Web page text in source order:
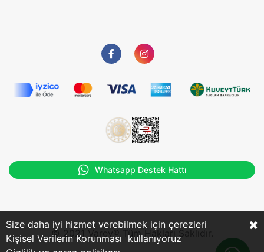
Whatsapp Destek Hattı
© 2021 Varev® Tüm Hakları Saklıdır.
×
Size daha iyi hizmet verebilmek için çerezleri
kullanıyoruz
Kişisel Verilerin Korunması